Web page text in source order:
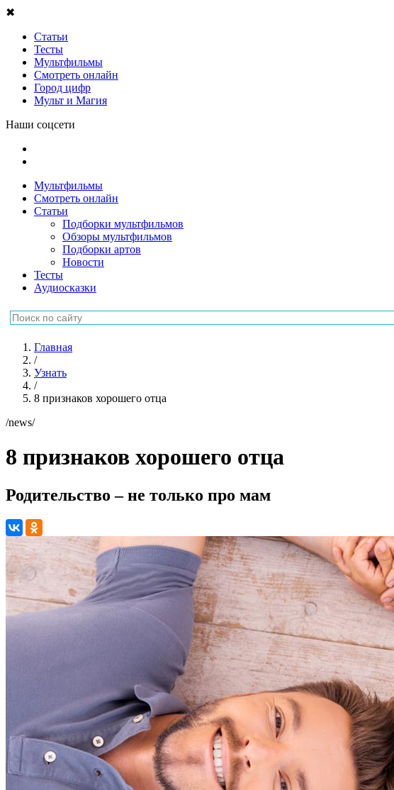
✖
Статьи
Тесты
Мультфильмы
Смотреть онлайн
Город цифр
Мульт и Магия
Наши соцсети
Мультфильмы
Смотреть онлайн
Статьи
Подборки мультфильмов
Обзоры мультфильмов
Подборки артов
Новости
Тесты
Аудиосказки
Главная
/
Узнать
/
8 признаков хорошего отца
/news/
8 признаков хорошего отца
Родительство – не только про мам